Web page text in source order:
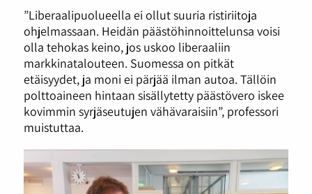
”Liberaalipuolueella ei ollut suuria ristiriitoja
ohjelmassaan. Heidän päästöhinnoittelunsa voisi
olla tehokas keino, jos uskoo liberaaliin
markkinatalouteen. Suomessa on pitkät
etäisyydet, ja moni ei pärjää ilman autoa. Tällöin
polttoaineen hintaan sisällytetty päästövero iskee
kovimmin syrjäseutujen vähävaraisiin”, professori
muistuttaa.